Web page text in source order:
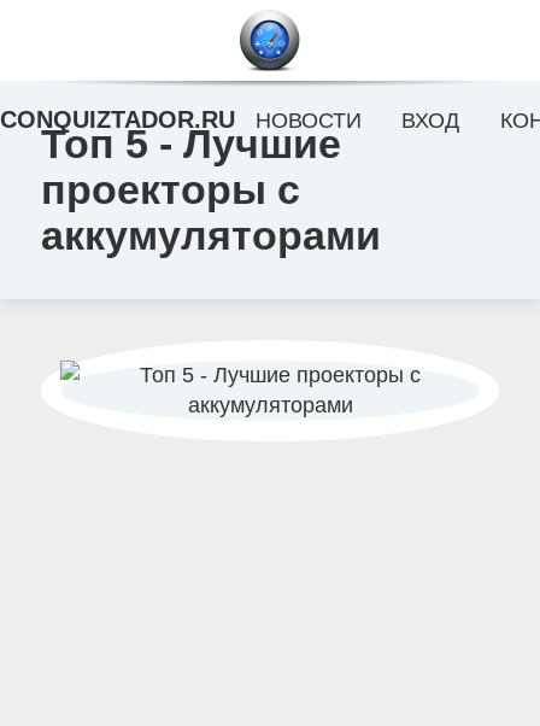
Топ 5 - Лучшие
проекторы с
аккумуляторами
CONQUIZTADOR.RU НОВОСТИ ВХОД